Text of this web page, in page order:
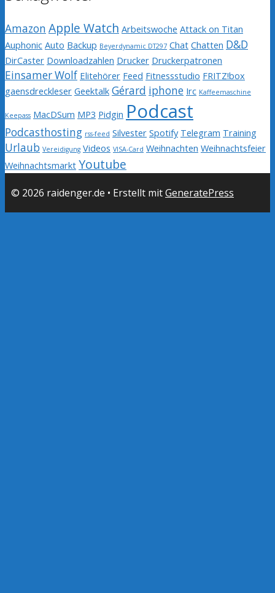
Amazon Apple Watch Arbeitswoche Attack on Titan
Auphonic Auto Backup Beyerdynamic DT297 Chat Chatten D&D
DirCaster Downloadzahlen Drucker Druckerpatronen
Einsamer Wolf Elitehörer Feed Fitnessstudio FRITZ!box
gaensdreckleser Geektalk Gérard iphone Irc Kaffeemaschine
Keepass MacDSum MP3 Pidgin Podcast
Podcasthosting rss-feed Silvester Spotify Telegram Training
Urlaub Vereidigung Videos VISA-Card Weihnachten Weihnachtsfeier
Weihnachtsmarkt Youtube
© 2026 raidenger.de • Erstellt mitGeneratePress